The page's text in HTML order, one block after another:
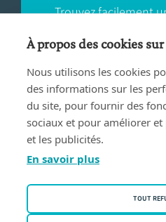
Trouvez facilement
près de chez vous.
TROUVER UN NOTAIRE
Conditions
À propos des cookies
Nous utilisons les cookies
des informations sur les
du site, pour fournir des
sociaux et pour améliorer
et les publicités.
En savoir plus
TOUT